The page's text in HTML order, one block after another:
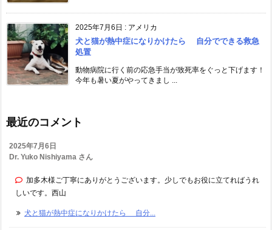
2025年7月6日 : アメリカ
犬と猫が熱中症になりかけたら 自分でできる救急
処置
動物病院に行く前の応急手当が致死率をぐっと下げます！
今年も暑い夏がやってきまし ...
最近のコメント
2025年7月6日
Dr. Yuko Nishiyama さん
加多木様ご丁寧にありがとうございます。少しでもお役に立てればうれ
しいです。西山
犬と猫が熱中症になりかけたら 自分...